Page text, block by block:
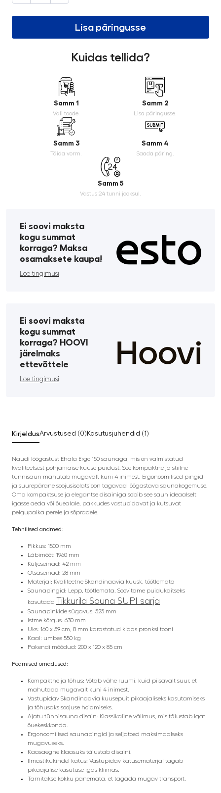
Lisa päringusse
Kuidas tellida?
Samm 1
Vali toode.
Samm 2
Lisa päringusse.
Samm 3
Täida vorm.
Samm 4
Saada päring.
Samm 5
Vastus 24 tunni jooksul.
Ei soovi maksta
kogu summat
korraga? Maksa
osamaksete kaupa!
Loe tingimusi
Ei soovi maksta
kogu summat
korraga? HOOVI
järelmaks
ettevõttele
Loe tingimusi
KirjeldusArvustused (0) Kasutusjuhendid (1)
Naudi lõõgastust Ehala Ergo 150 saunaga, mis on valmistatud
kvaliteetsest põhjamaise kuuse puidust. See kompaktne ja stiilne
tünnisaun mahutab mugavalt kuni 4 inimest. Ergonoomilised pingid
ja suurepärane soojusisolatsioon tagavad lõõgastava saunakogemuse.
Oma kompaktsuse ja elegantse disainiga sobib see saun ideaalselt
igasse aeda või õuealale, pakkudes vastupidavat ja kutsuvat
pelgupaika perele ja sõpradele.
Tehnilised andmed:
Pikkus: 1500 mm
Läbimõõt: 1960 mm
Küljeseinad: 42 mm
Otsaseinad: 28 mm
Materjal: Kvaliteetne Skandinaavia kuusk, töötlemata
Saunapingid: Lepp, töötlemata. Soovitame puidukaitseks
kasutada Tikkurila Sauna SUPI sarja
Saunapinkide sügavus: 525 mm
Istme kõrgus: 630 mm
Uks: 160 x 59 cm, 8 mm karastatud klaas pronksi tooni
Kaal: umbes 550 kg
Pakendi mõõdud: 200 x 120 x 85 cm
Peamised omadused:
Kompaktne ja tõhus: Võtab vähe ruumi, kuid piisavalt suur, et
mahutada mugavalt kuni 4 inimest.
Vastupidav Skandinaavia kuusepuit pikaajaliseks kasutamiseks
ja tõhusaks soojuse hoidmiseks.
Ajatu tünnisauna disain: Klassikaline välimus, mis täiustab igat
õuekeskkonda.
Ergonoomilised saunapingid ja seljatoed maksimaalseks
mugavuseks.
Kaasaegne klaasuks täiustab disaini.
Ilmastikukindel katus: Vastupidav katusematerjal tagab
pikaajalise kasutuse igas kliimas.
Tarnitakse kokku panemata, et tagada mugav transport.